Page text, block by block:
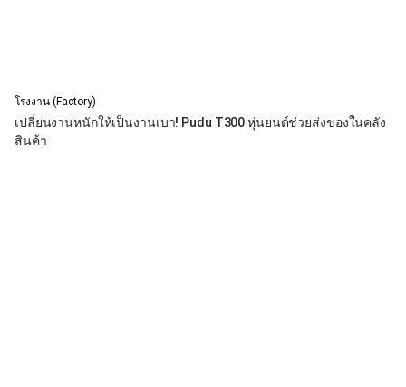
โรงงาน (Factory)
เปลี่ยนงานหนักให้เป็นงานเบา! Pudu T300 หุ่นยนต์ช่วยส่งของในคลัง
สินค้า